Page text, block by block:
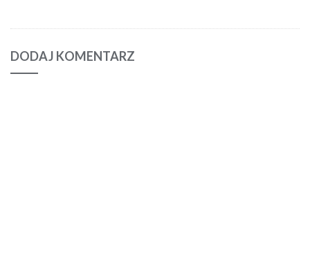
DODAJ KOMENTARZ